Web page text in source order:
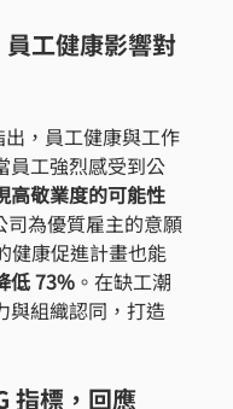
工健康影響對
出，員工健康與工作
員工強烈感受到公
高敬業度的可能性
司為優質雇主的意願
健康促進計畫也能
低 73% 。在缺工潮
與組織認同，打造
指標，回應